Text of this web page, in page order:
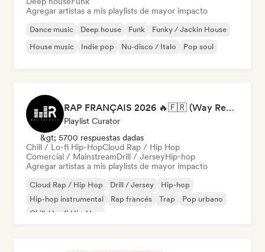
Agregar artistas a mis playlists de mayor impacto
Dance music Deep house Funk
Funky / Jackin House
House music
Indie pop Nu-disco / Italo Pop soul
RAP FRANÇAIS 2026 🔥🇫🇷 (Way Records)
Playlist Curator
&gt; 5700 respuestas dadas
Chill / Lo-fi Hip-HopCloud Rap / Hip Hop
Comercial / MainstreamDrill / JerseyHip-hop
Agregar artistas a mis playlists de mayor impacto
Cloud Rap / Hip Hop Drill / Jersey
Hip-hop
Hip-hop instrumental
Rap francés Trap
Pop urbano
Chill / Lo-fi Hip-Hop